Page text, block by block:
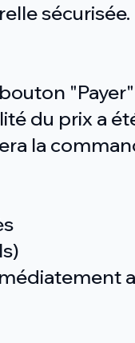
sécurisée.
du prix a
la